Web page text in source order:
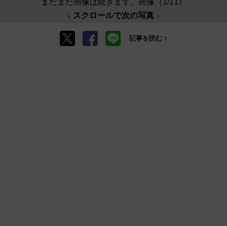
まだまだ画像は続きます。画像（1/11）
↓ スクロールで次の写真 ↓
記事を読む